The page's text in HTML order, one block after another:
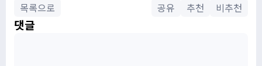
목록으로 공유 추천 비추천
댓글